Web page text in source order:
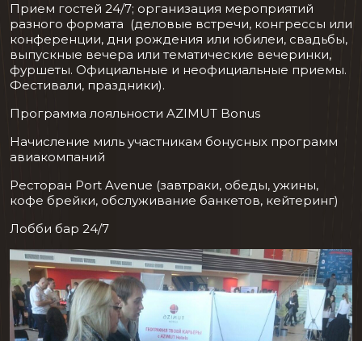
Прием гостей 24/7; организация мероприятий
разного формата (деловые встречи, конгрессы или
конференции, дни рождения или юбилеи, свадьбы,
выпускные вечера или тематические вечеринки,
фуршеты. Официальные и неофициальные приемы.
Фестивали, праздники).
Программа лояльности AZIMUT Bonus
Начисление миль участникам бонусных программ
авиакомпаний
Ресторан Port Avenue (завтраки, обеды, ужины,
кофе брейки, обслуживание банкетов, кейтеринг)
Лобби бар 24/7